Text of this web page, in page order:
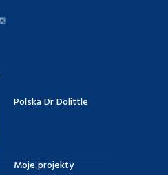
Polska Dr Dolittle
Moje projekty